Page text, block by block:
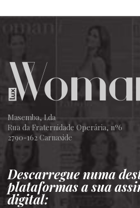
Masemba, Lda
Rua da Fraternidade Operária, nº6
2790-162 Carnaxide
Descarregue numa
plataformas a sua
digital: